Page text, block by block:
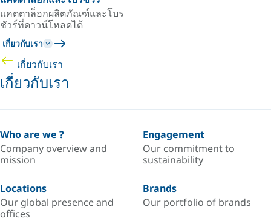
แคตตาล็อกผลิตภัณฑ์และโบร
ชัวร์ที่ดาวน์โหลดได้
เกี่ยวกับเรา
เกี่ยวกับเรา
เกี่ยวกับเรา
Who are we ?
Company overview and
mission
Engagement
Our commitment to
sustainability
Locations
Our global presence and
offices
Brands
Our portfolio of brands